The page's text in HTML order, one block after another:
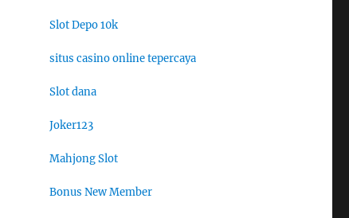
Slot Depo 10k
situs casino online tepercaya
Slot dana
Joker123
Mahjong Slot
Bonus New Member